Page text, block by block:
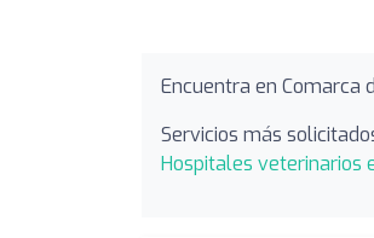
Encuentra en Comarca
Servicios más
Hospitales veterinarios